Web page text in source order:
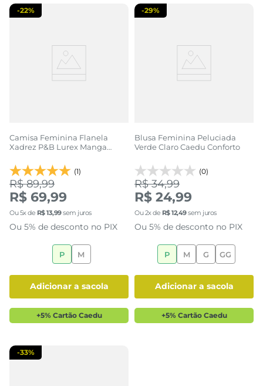
Camisa Feminina Flanela
Xadrez P&B Lurex Manga
(1)
-22%
R$ 89,99
R$ 69,99
Ou5x de R$13,99sem juros
Ou 5% de desconto no PIX
P M
adicionar a sacola
+5% Cartão Caedu
Blusa Feminina Peluciada
Verde Claro Caedu Conforto
(0)
-29%
R$ 34,99
R$ 24,99
Ou2x de R$12,49sem juros
Ou 5% de desconto no PIX
P M G GG
adicionar a sacola
+5% Cartão Caedu
-33%